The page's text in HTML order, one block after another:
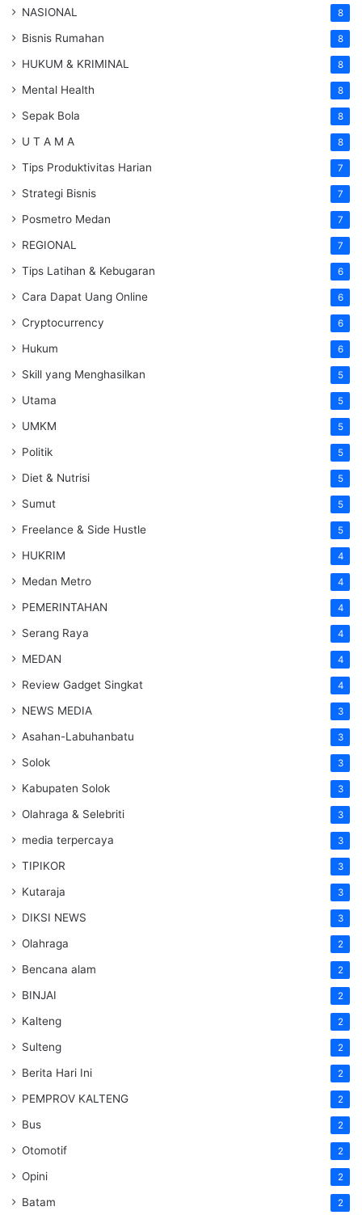
NASIONAL 8
Bisnis Rumahan 8
HUKUM & KRIMINAL 8
Mental Health 8
Sepak Bola 8
U T A M A 8
Tips Produktivitas Harian 7
Strategi Bisnis 7
Posmetro Medan 7
REGIONAL 7
Tips Latihan & Kebugaran 6
Cara Dapat Uang Online 6
Cryptocurrency 6
Hukum 6
Skill yang Menghasilkan 5
Utama 5
UMKM 5
Politik 5
Diet & Nutrisi 5
Sumut 5
Freelance & Side Hustle 5
HUKRIM 4
Medan Metro 4
PEMERINTAHAN 4
Serang Raya 4
MEDAN 4
Review Gadget Singkat 4
NEWS MEDIA 3
Asahan-Labuhanbatu 3
Solok 3
Kabupaten Solok 3
Olahraga & Selebriti 3
media terpercaya 3
TIPIKOR 3
Kutaraja 3
DIKSI NEWS 3
Olahraga 2
Bencana alam 2
BINJAI 2
Kalteng 2
Sulteng 2
Berita Hari Ini 2
PEMPROV KALTENG 2
Bus 2
Otomotif 2
Opini 2
Batam 2